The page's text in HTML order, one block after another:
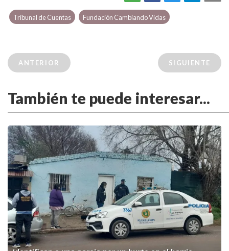
Tribunal de Cuentas Fundación Cambiando Vidas
ANTERIOR SIGUIENTE
También te puede interesar...